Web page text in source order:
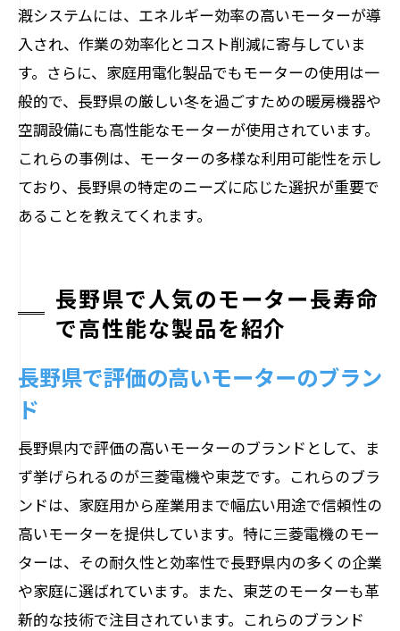
漑システムには、エネルギー効率の高いモーターが導
入され、作業の効率化とコスト削減に寄与していま
す。さらに、家庭用電化製品でもモーターの使用は一
般的で、長野県の厳しい冬を過ごすための暖房機器や
空調設備にも高性能なモーターが使用されています。
これらの事例は、モーターの多様な利用可能性を示し
ており、長野県の特定のニーズに応じた選択が重要で
あることを教えてくれます。
長野県で人気のモーター長寿命
で高性能な製品を紹介
長野県で評価の高いモーターのブラン
ド
長野県内で評価の高いモーターのブランドとして、ま
ず挙げられるのが三菱電機や東芝です。これらのブラ
ンドは、家庭用から産業用まで幅広い用途で信頼性の
高いモーターを提供しています。特に三菱電機のモー
ターは、その耐久性と効率性で長野県内の多くの企業
や家庭に選ばれています。また、東芝のモーターも革
新的な技術で注目されています。これらのブランド